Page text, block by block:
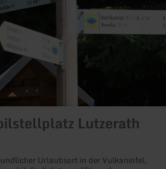
Lutzerath
Urlaubsort in der Vulkaneifel,